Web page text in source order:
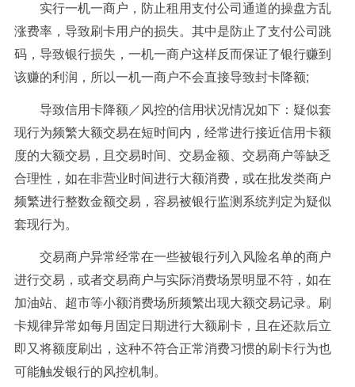
实行一机一商户，防止租用支付公司通道的操盘方乱
涨费率，导致刷卡用户的损失。其中是防止了支付公司跳
码，导致银行损失，一机一商户这样反而保证了银行赚到
该赚的利润，所以一机一商户不会直接导致封卡降额;
导致信用卡降额／风控的信用状况情况如下：疑似套
现行为频繁大额交易在短时间内，经常进行接近信用卡额
度的大额交易，且交易时间、交易金额、交易商户等缺乏
合理性，如在非营业时间进行大额消费，或在批发类商户
频繁进行整数金额交易，容易被银行监测系统判定为疑似
套现行为。
交易商户异常经常在一些被银行列入风险名单的商户
进行交易，或者交易商户与实际消费场景明显不符，如在
加油站、超市等小额消费场所频繁出现大额交易记录。刷
卡规律异常如每月固定日期进行大额刷卡，且在还款后立
即又将额度刷出，这种不符合正常消费习惯的刷卡行为也
可能触发银行的风控机制。